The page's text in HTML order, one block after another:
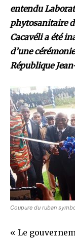
entendu
phytosanitaire
Cacavéli a été
d’une
République
Coupure du ruban
« Le